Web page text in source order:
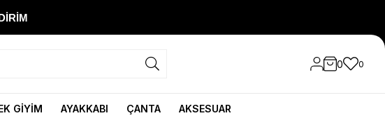
0 0
GİYİM AYAKKABI ÇANTA AKSESUAR